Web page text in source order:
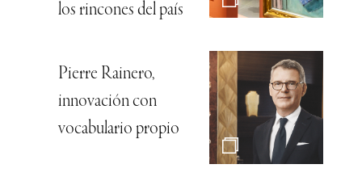
los rincones del país
Pierre Rainero,
innovación con
vocabulario propio